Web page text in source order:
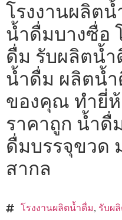
โรงงานผลิตน้
น้ำดื่มบางซื่อ
ดื่ม รับผลิตน้
น้ำดื่ม ผลิตน้
ของคุณ ทำยี่ห้
ราคาถูก น้ำดื่
ดื่มบรรจุขวด
สากล
โรงงานผลิตน้ำดื่ม, รับผ